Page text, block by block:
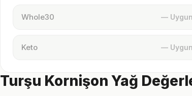
Whole30 —
Keto —
Turşu Kornişon Yağ